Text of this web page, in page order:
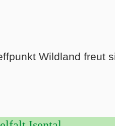
Wildland freut